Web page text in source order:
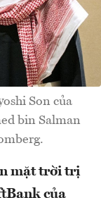
Son của
bin Salman
mặt trời trị
của